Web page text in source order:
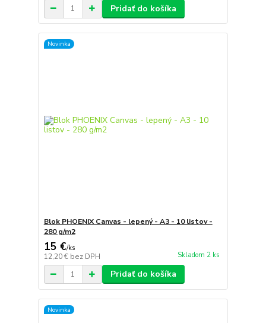
Pridať do košíka
Novinka
Blok PHOENIX Canvas - lepený - A3 - 10 listov -
280 g/m2
15 €/ks
12,20 € bez DPH Skladom 2 ks
Pridať do košíka
Novinka